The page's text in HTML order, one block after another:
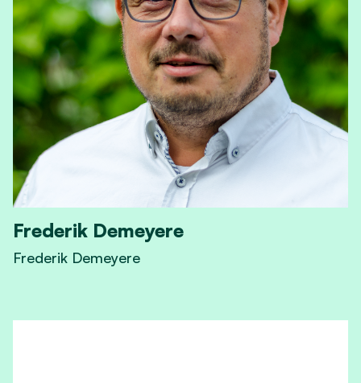
Frederik Demeyere
Frederik Demeyere